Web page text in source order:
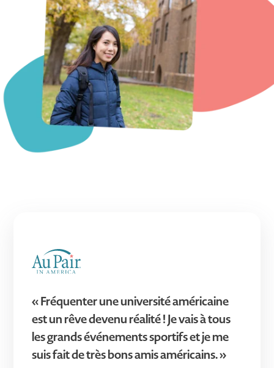
« Fréquenter une université américaine
est un rêve devenu réalité ! Je vais à tous
les grands événements sportifs et je me
suis fait de très bons amis américains. »